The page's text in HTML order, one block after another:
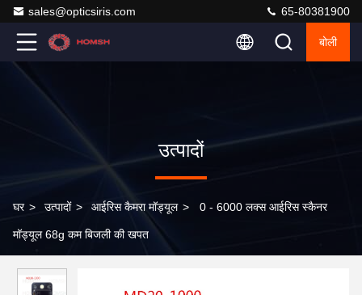
sales@opticsiris.com 65-80381900
बोली
उत्पादों
घर > उत्पादों > आईरिस कैमरा मॉड्यूल > 0 - 6000 लक्स आईरिस स्कैनर
मॉड्यूल 68g कम बिजली की खपत